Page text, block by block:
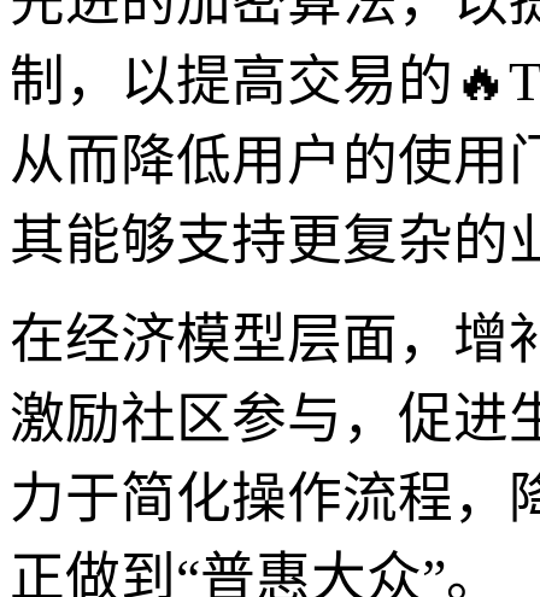
制，以提高交易的
从而降低用户的使用
其能够支持更复杂的
在经济模型层面，增
激励社区参与，促进
力于简化操作流程，
正做到“普惠大众”。